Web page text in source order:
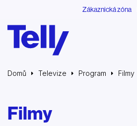
Zákaznická zóna
Domů Televize Program Filmy
Filmy